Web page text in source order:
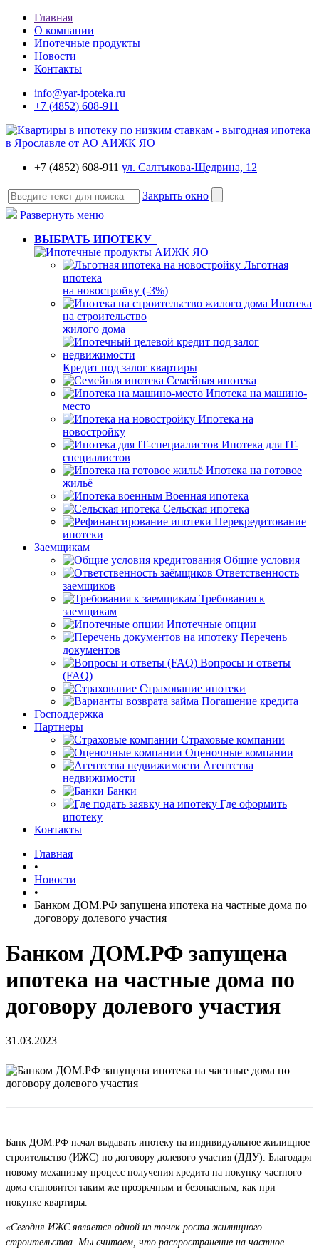
Главная
О компании
Ипотечные продукты
Новости
Контакты
info@yar-ipoteka.ru
+7 (4852) 608-911
+7 (4852) 608-911 ул. Салтыкова-Щедрина, 12
Закрыть окно
Развернуть меню
ВЫБРАТЬ ИПОТЕКУ
Льготная
ипотека
на новостройку (-3%)
Ипотека
на строительство
жилого дома
Кредит под залог квартиры
Семейная ипотека
Ипотека на машино-
место
Ипотека на
новостройку
Ипотека для IT-
специалистов
Ипотека на готовое
жильё
Военная ипотека
Сельская ипотека
Перекредитование
ипотеки
Заемщикам
Общие условия
Ответственность
заемщиков
Требования к
заемщикам
Ипотечные опции
Перечень
документов
Вопросы и ответы
(FAQ)
Страхование ипотеки
Погашение кредита
Господдержка
Партнеры
Страховые компании
Оценочные компании
Агентства
недвижимости
Банки
Где оформить
ипотеку
Контакты
Главная
•
Новости
•
Банком ДОМ.РФ запущена ипотека на частные дома по
договору долевого участия
Банком ДОМ.РФ запущена
ипотека на частные дома по
договору долевого участия
31.03.2023
Банк ДОМ.РФ начал выдавать ипотеку на индивидуальное жилищное
строительство (ИЖС) по договору долевого участия (ДДУ). Благодаря
новому механизму процесс получения кредита на покупку частного
дома становится таким же прозрачным и безопасным, как при
покупке квартиры.
«Сегодня ИЖС является одной из точек роста жилищного
строительства. Мы считаем, что распространение на частное